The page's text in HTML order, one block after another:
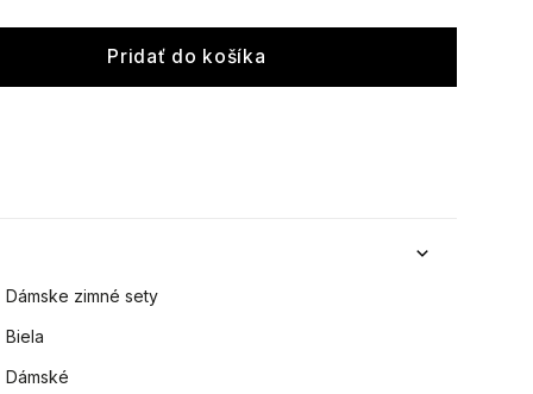
Pridať do košíka
Dámske zimné sety
Biela
Dámské